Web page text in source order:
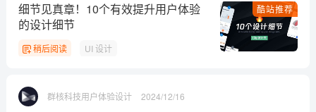
酷站推荐
细节见真章！10个有效提升用户体验
的设计细节
稍后阅读 UI 设计
群核科技用户体验设计 2024/12/16